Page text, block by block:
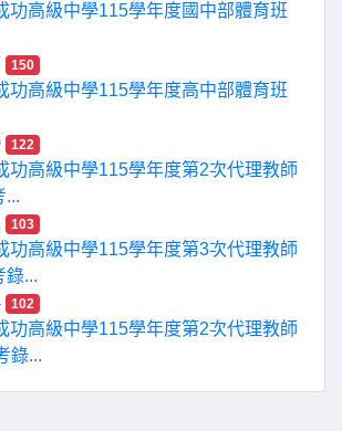
功高級中學115學年度國中部體育班
150
功高級中學115學年度高中部體育班
122
功高級中學115學年度第2次代理教師
...
103
功高級中學115學年度第3次代理教師
錄...
102
功高級中學115學年度第2次代理教師
錄...